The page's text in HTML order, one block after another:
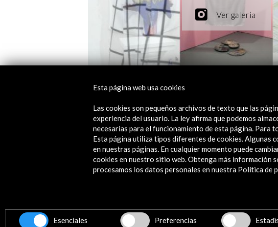
Dossier (5.36 MB)
Descargar
Espacio Artista X Artista
Esta página web usa cookies
Las cookies son pequeños archivos de texto que las
experiencia del usuario. La ley afirma que podemos
necesarias para el funcionamiento de esta página. Para
Esta página utiliza tipos diferentes de cookies. Algunas
en nuestras páginas. En cualquier momento puede
cookies en nuestro sitio web. Obtenga más información
procesamos los datos personales en nuestra Política de
Esenciales Preferencias